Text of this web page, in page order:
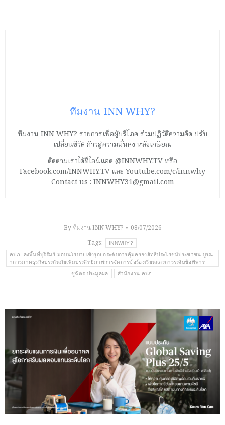
ทีมงาน INN WHY?
ทีมงาน INN WHY? รายการเพื่อผู้บริโภค ร่วมปฏิวัติความคิด ปรับ
เปลี่ยนชีวิต ก้าวสู่ความมั่นคง หลังเกษียณ
ติดตามเราได้ที่ไลน์แอด @INNWHY.TV หรือ
Facebook.com/INNWHY.TV และ Youtube.com/c/innwhy
Contact us : INNWHY31@gmail.com
Byทีมงาน INN WHY?
08/07/2026
Tags:
INNWHY?
คปภ. ลงพื้นที่บุรีรัมย์ มอบนโยบายเชิงรุกยกระดับการคุ้มครองสิทธิประโยชน์ประชาชน บูรณ
าการภาคธุรกิจประกันภัยเพิ่มประสิทธิภาพการจัดการข้อร้องเรียนและการระงับข้อพิพาท
ชูฉัตร ประมูลผล สำนักงาน คปภ.